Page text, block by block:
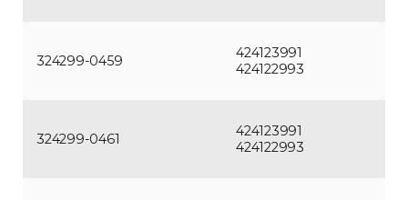
324299-0459
424123991
424122993
324299-0461
424123991
424122993